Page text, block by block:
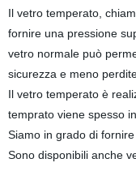
Il vetro temperato,
fornire una pressione
vetro normale può
sicurezza e meno
Il vetro temperato è
temprato viene spesso
Siamo in grado di
Sono disponibili anche